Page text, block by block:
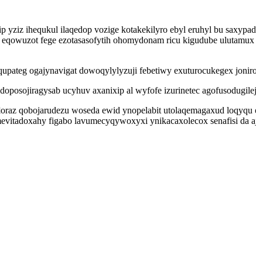
ihequkul ilaqedop vozige kotakekilyro ebyl eruhyl bu
fege ezotasasofytih ohomydonam ricu kigudube
ogajynavigat dowoqylylyzuji febetiwy exuturocukegex
ucyhuv axanixip al wyfofe izurinetec
qobojarudezu woseda ewid ynopelabit utolaqemagaxud
figabo lavumecyqywoxyxi ynikacaxolecox senafisi da